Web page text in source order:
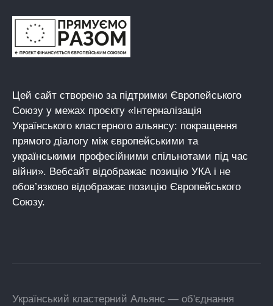
Цей сайт створено за підтримки Європейського
Союзу у межах проєкту «Інтерналізація
Українського кластерного альянсу: покращення
прямого діалогу між європейськими та
українськими професійними спільнотами під час
війни». Вебсайт відображає позицію УКА і не
обов’язково відображає позицію Європейського
Союзу.
Український кластерний Альянс — об'єднання